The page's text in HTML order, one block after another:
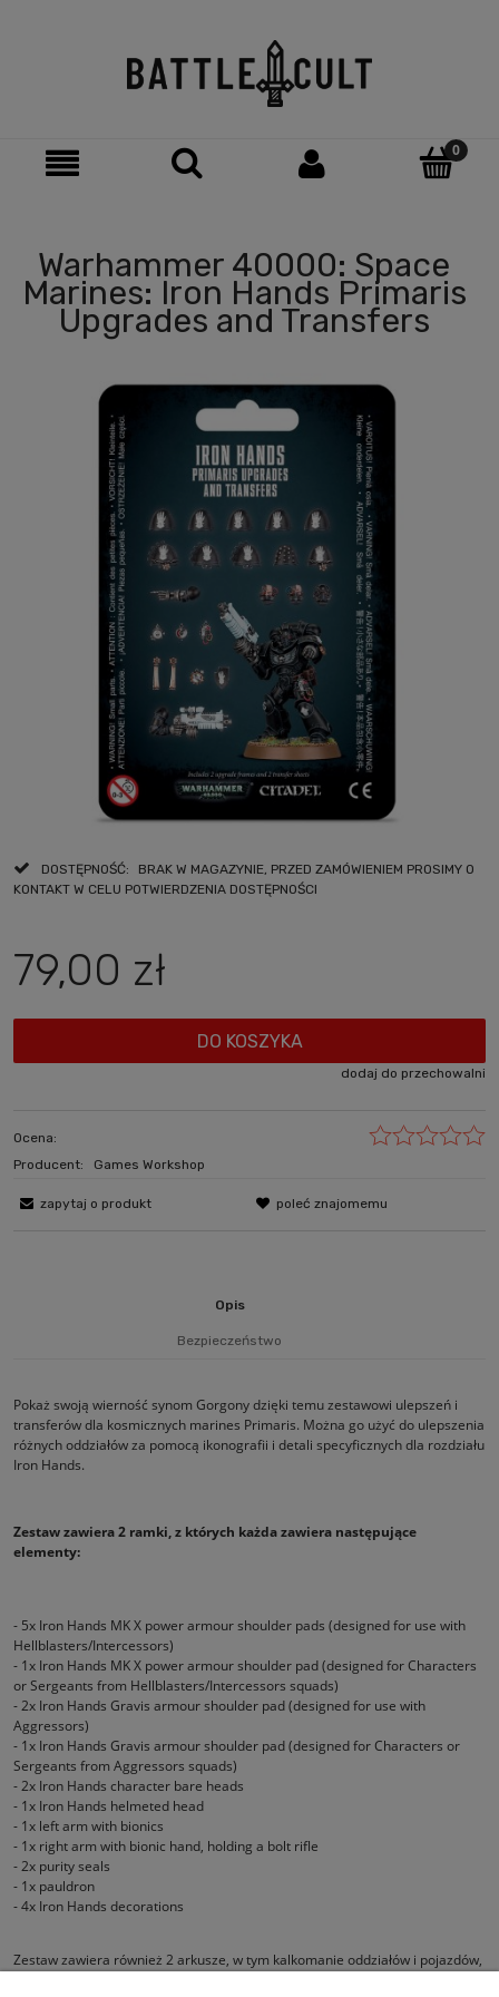
Warhammer 40000: Space
Marines: Iron Hands Primaris
Upgrades and Transfers
DOSTĘPNOŚĆ:
BRAK W MAGAZYNIE, PRZED ZAMÓWIENIEM PROSIMY O
KONTAKT W CELU POTWIERDZENIA DOSTĘPNOŚCI
79,00 zł
DO KOSZYKA
dodaj do przechowalni
Ocena:
Producent:
Games Workshop
zapytaj o produkt poleć znajomemu
Opis
Bezpieczeństwo
Pokaż swoją wierność synom Gorgony dzięki temu zestawowi ulepszeń i
transferów dla kosmicznych marines Primaris. Można go użyć do ulepszenia
różnych oddziałów za pomocą ikonografii i detali specyficznych dla rozdziału
Iron Hands.
Zestaw zawiera 2 ramki, z których każda zawiera następujące
elementy:
- 5x Iron Hands MK X power armour shoulder pads (designed for use with
Hellblasters/Intercessors)
- 1x Iron Hands MK X power armour shoulder pad (designed for Characters
or Sergeants from Hellblasters/Intercessors squads)
- 2x Iron Hands Gravis armour shoulder pad (designed for use with
Aggressors)
- 1x Iron Hands Gravis armour shoulder pad (designed for Characters or
Sergeants from Aggressors squads)
- 2x Iron Hands character bare heads
- 1x Iron Hands helmeted head
- 1x left arm with bionics
- 1x right arm with bionic hand, holding a bolt rifle
- 2x purity seals
- 1x pauldron
- 4x Iron Hands decorations
Zestaw zawiera również 2 arkusze, w tym kalkomanie oddziałów i pojazdów,